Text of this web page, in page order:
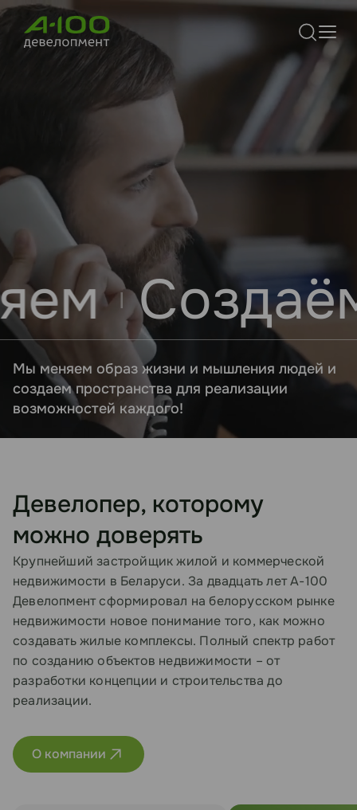
Создаём
Мы меняем образ жизни и мышления людей и
создаем пространства для реализации
возможностей каждого!
Девелопер, которому
можно доверять
Крупнейший застройщик жилой и коммерческой
недвижимости в Беларуси. За двадцать лет А-100
Девелопмент сформировал на белорусском рынке
недвижимости новое понимание того, как можно
создавать жилые комплексы. Полный спектр работ
по созданию объектов недвижимости – от
разработки концепции и строительства до
реализации.
О компании